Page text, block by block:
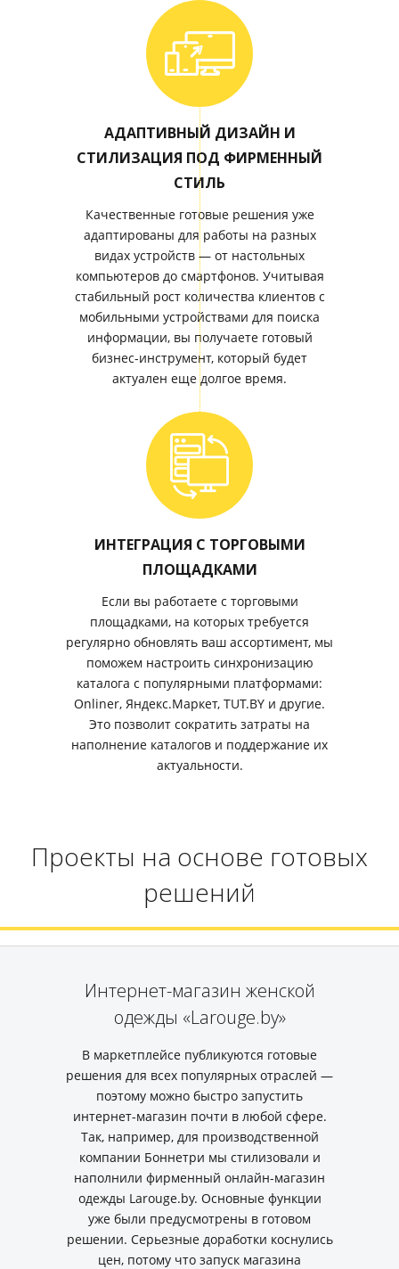
АДАПТИВНЫЙ ДИЗАЙН И
СТИЛИЗАЦИЯ ПОД ФИРМЕННЫЙ
СТИЛЬ
Качественные готовые решения уже
адаптированы для работы на разных
видах устройств — от настольных
компьютеров до смартфонов. Учитывая
стабильный рост количества клиентов с
мобильными устройствами для поиска
информации, вы получаете готовый
бизнес-инструмент, который будет
актуален еще долгое время.
ИНТЕГРАЦИЯ С ТОРГОВЫМИ
ПЛОЩАДКАМИ
Если вы работаете с торговыми
площадками, на которых требуется
регулярно обновлять ваш ассортимент, мы
поможем настроить синхронизацию
каталога с популярными платформами:
Onliner, Яндекс.Маркет, TUT.BY и другие.
Это позволит сократить затраты на
наполнение каталогов и поддержание их
актуальности.
Проекты на основе готовых
решений
Интернет-магазин женской
одежды «Larouge.by»
В маркетплейсе публикуются готовые
решения для всех популярных отраслей —
поэтому можно быстро запустить
интернет-магазин почти в любой сфере.
Так, например, для производственной
компании Боннетри мы стилизовали и
наполнили фирменный онлайн-магазин
одежды Larouge.by. Основные функции
уже были предусмотрены в готовом
решении. Серьезные доработки коснулись
цен, потому что запуск магазина